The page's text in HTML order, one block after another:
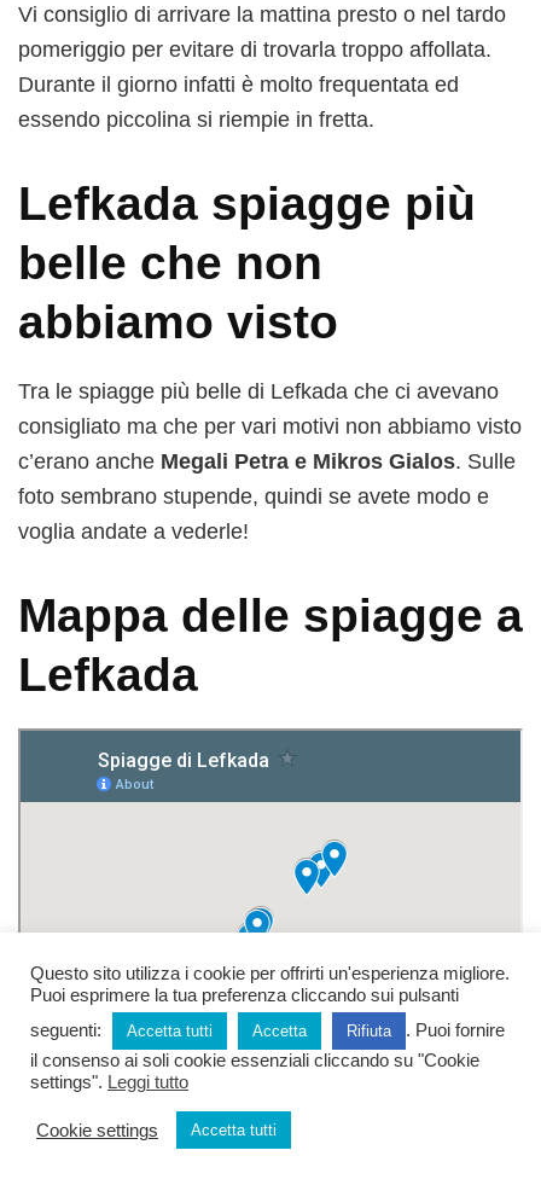
Vi consiglio di arrivare la mattina presto o nel tardo
pomeriggio per evitare di trovarla troppo affollata.
Durante il giorno infatti è molto frequentata ed
essendo piccolina si riempie in fretta.
Lefkada spiagge più
belle che non
abbiamo visto
Tra le spiagge più belle di Lefkada che ci avevano
consigliato ma che per vari motivi non abbiamo visto
c’erano anche Megali Petra e Mikros Gialos. Sulle
foto sembrano stupende, quindi se avete modo e
voglia andate a vederle!
Mappa delle spiagge a
Lefkada
Questo sito utilizza i cookie per offrirti un'esperienza migliore.
Puoi esprimere la tua preferenza cliccando sui pulsanti
seguenti:
Accetta tutti Accetta Rifiuta
. Puoi fornire
il consenso ai soli cookie essenziali cliccando su "Cookie
settings". Leggi tutto
Cookie settings Accetta tutti